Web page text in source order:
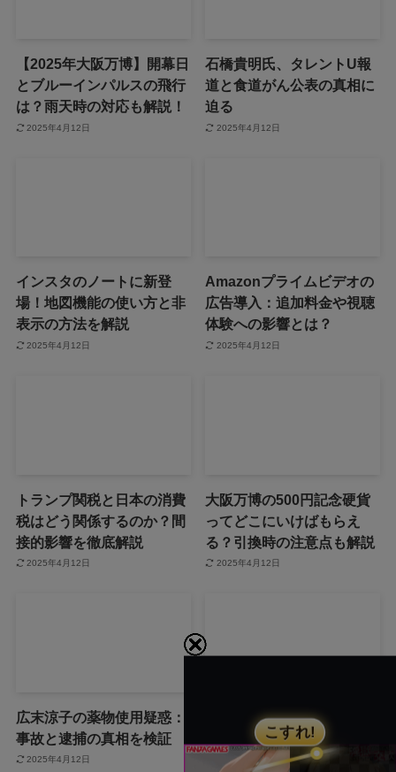
【2025年大阪万博】開幕日
とブルーインパルスの飛行
は？雨天時の対応も解説！
2025年4月12日
石橋貴明氏、タレントU報
道と食道がん公表の真相に
迫る
2025年4月12日
インスタのノートに新登
場！地図機能の使い方と非
表示の方法を解説
2025年4月12日
Amazonプライムビデオの
広告導入：追加料金や視聴
体験への影響とは？
2025年4月12日
トランプ関税と日本の消費
税はどう関係するのか？間
接的影響を徹底解説
2025年4月12日
大阪万博の500円記念硬貨
ってどこにいけばもらえ
る？引換時の注意点も解説
2025年4月12日
広末涼子の薬物使用疑惑：
事故と逮捕の真相を検証
2025年4月12日
広末涼子を名乗る女が暴行
逮捕！事件の全容を徹底調
査！